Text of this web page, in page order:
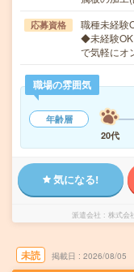
応募資格
職種未経験
◆未経験OK
で気軽に
職場の雰囲気
年齢層
20代
気になる!
派遣会社 株式会
未読 掲載日 2026/08/05